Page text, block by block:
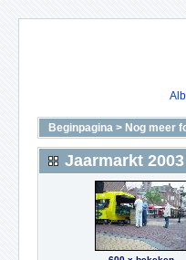
Beginpagina > Nog meer
Jaarmarkt